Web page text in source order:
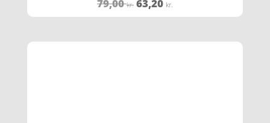
Vurderet
3.8
79,00kr. Den
oprindelige
63,20 kr.
aktuelle